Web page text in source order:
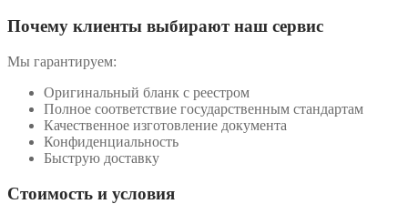
Почему клиенты выбирают наш сервис
Мы гарантируем:
Оригинальный бланк с реестром
Полное соответствие государственным стандартам
Качественное изготовление документа
Конфиденциальность
Быструю доставку
Стоимость и условия